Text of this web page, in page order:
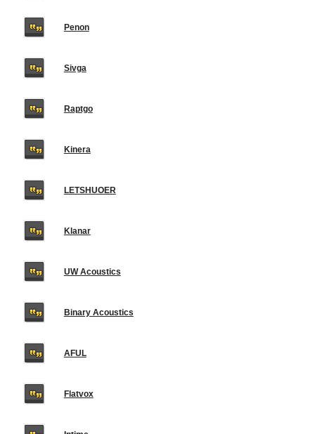
Penon
Sivga
Raptgo
Kinera
LETSHUOER
Klanar
UW Acoustics
Binary Acoustics
AFUL
Flatvox